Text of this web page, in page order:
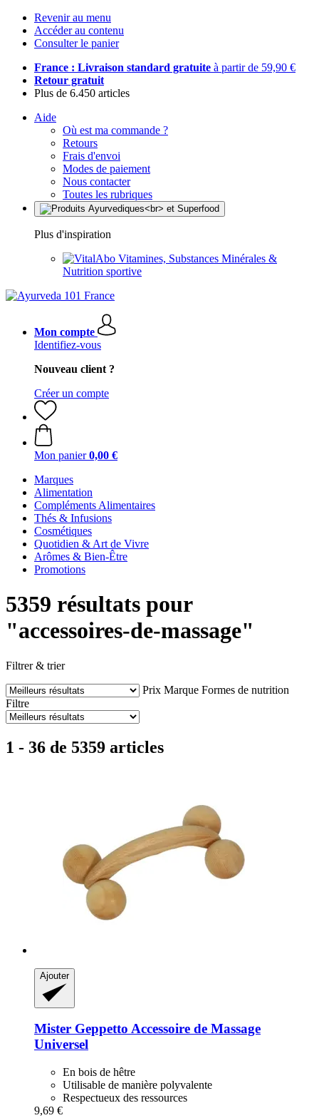
Revenir au menu
Accéder au contenu
Consulter le panier
France : Livraison standard gratuite à partir de 59,90 €
Retour gratuit
Plus de 6.450 articles
Aide
Où est ma commande ?
Retours
Frais d'envoi
Modes de paiement
Nous contacter
Toutes les rubriques
Plus d'inspiration
Vitamines, Substances Minérales &
Nutrition sportive
Mon compte
Identifiez-vous
Nouveau client ?
Créer un compte
Mon panier 0,00 €
Marques
Alimentation
Compléments Alimentaires
Thés & Infusions
Cosmétiques
Quotidien & Art de Vivre
Arômes & Bien-Être
Promotions
5359 résultats pour
"accessoires-de-massage"
Filtrer & trier
Prix Marque Formes de nutrition
Filtre
1 - 36 de 5359 articles
Ajouter
Mister Geppetto Accessoire de Massage
Universel
En bois de hêtre
Utilisable de manière polyvalente
Respectueux des ressources
9,69 €